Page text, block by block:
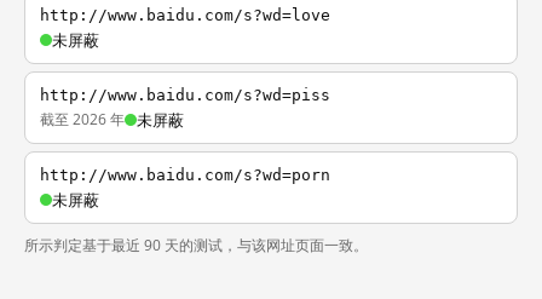
http://www.baidu.com/s?wd=love
未屏蔽
http://www.baidu.com/s?wd=piss
截至 2026 年 未屏蔽
http://www.baidu.com/s?wd=porn
未屏蔽
所示判定基于最近 90 天的测试，与该网址页面一致。